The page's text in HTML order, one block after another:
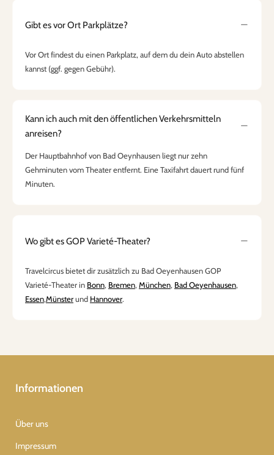
Gibt es vor Ort Parkplätze?
Vor Ort findest du einen Parkplatz, auf dem du dein Auto abstellen
kannst (ggf. gegen Gebühr).
Kann ich auch mit den öffentlichen Verkehrsmitteln
anreisen?
Der Hauptbahnhof von Bad Oeynhausen liegt nur zehn
Gehminuten vom Theater entfernt. Eine Taxifahrt dauert rund fünf
Minuten.
Wo gibt es GOP Varieté-Theater?
Travelcircus bietet dir zusätzlich zu Bad Oeyenhausen GOP
Varieté-Theater in Bonn, Bremen, München, Bad Oeyenhausen,
Essen,Münsterund Hannover.
Informationen
Über uns
Impressum